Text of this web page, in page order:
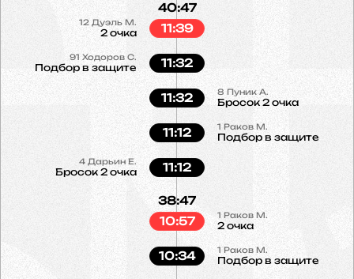
12 Дуэль М.
2 очка
40:47
11:39
91 Ходоров С.
Подбор в защите 11:32
8 Пуник А.
Бросок 2 очка
11:32
1 Раков М.
Подбор в защите
11:12
4 Дарьин Е.
Бросок 2 очка 11:12
1 Раков М.
2 очка
38:47
10:57
1Раков М.
Подбор в защите
10:34